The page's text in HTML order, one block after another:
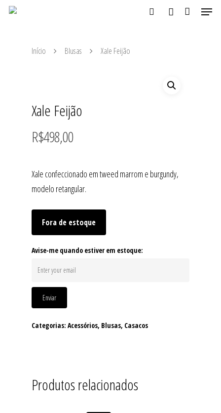
Início Blusas Xale Feijão
Xale Feijão
R$498,00
Xale confeccionado em tweed marrom e burgundy,
modelo retangular.
Fora de estoque
Avise-me quando estiver em estoque:
Enviar
Categorias: Acessórios, Blusas, Casacos
Produtos relacionados